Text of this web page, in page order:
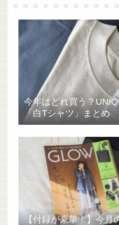
今年はどれ買う？
「白Tシャツ」まとめ
【付録が豪華！】今月